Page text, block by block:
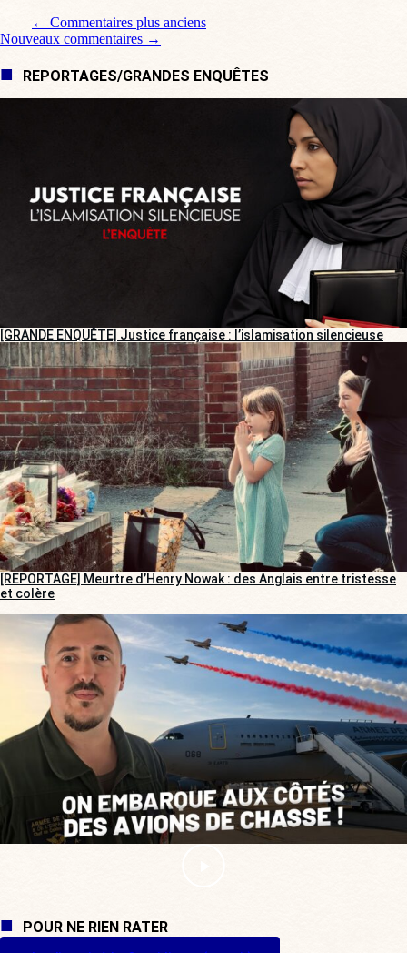
Navigation de commentaire
← Commentaires plus anciens
Nouveaux commentaires →
REPORTAGES/GRANDES ENQUÊTES
[GRANDE ENQUÊTE] Justice française : l’islamisation silencieuse
[REPORTAGE] Meurtre d’Henry Nowak : des Anglais entre tristesse
et colère
POUR NE RIEN RATER